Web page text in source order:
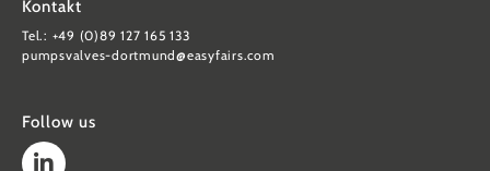
Kontakt
Tel.: +49 (0)89 127 165 133
pumpsvalves-dortmund@easyfairs.com
Follow us